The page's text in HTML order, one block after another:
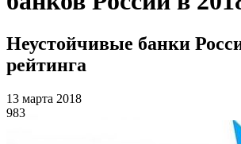
Неустойчивые банки
рейтинга
13 марта 2018
983